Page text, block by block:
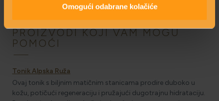
Omogući odabrane kolačiće
s antioksidansima pripremit će kožu za hidratantne
PROIZVODI KOJI VAM MOGU
POMOĆI
Tonik Alpska Ruža
Ovaj tonik s biljnim matičnim stanicama prodire duboko u
kožu, potičući regeneraciju i pružajući dugotrajnu hidrataciju.